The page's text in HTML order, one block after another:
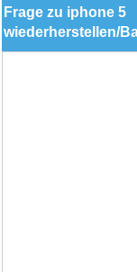
Frage zu iphone 5
wiederherstellen/